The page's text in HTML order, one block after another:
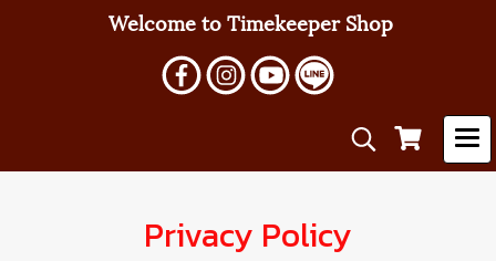
Welcome to Timekeeper Shop
Privacy Policy